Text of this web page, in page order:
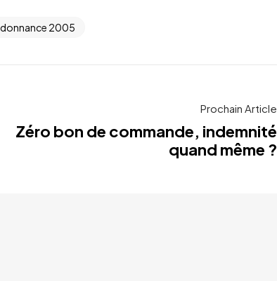
2005
Prochain Article
Zéro bon de commande, indemnité
quand même ?